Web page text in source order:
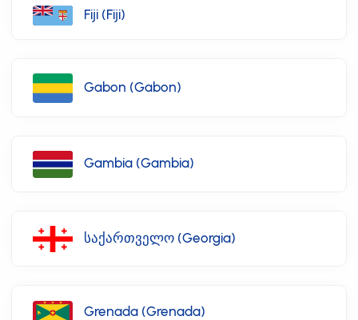
Fiji (Fiji)
Gabon (Gabon)
Gambia (Gambia)
საქართველო (Georgia)
Grenada (Grenada)